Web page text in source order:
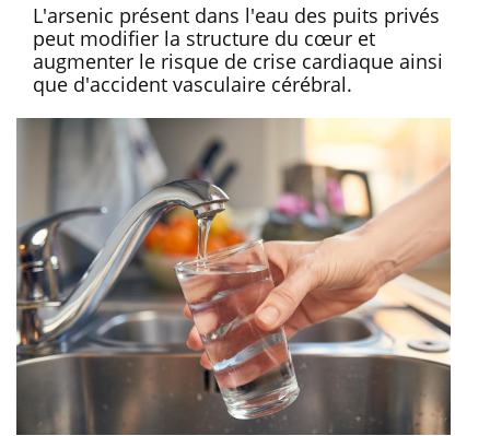
L'arsenic présent dans l'eau des puits privés
peut modifier la structure du cœur et
augmenter le risque de crise cardiaque ainsi
que d'accident vasculaire cérébral.